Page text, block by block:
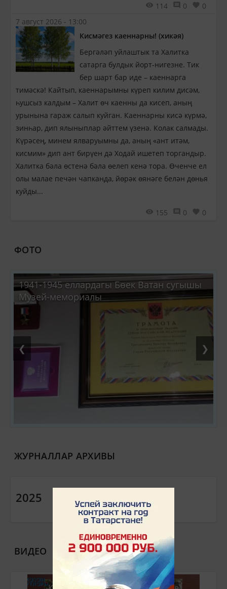
114 0
0
7 август 2026 - 13:00
Кисмәгез каеннарны! (хикәя)
Бергәләп уйлаштык та Халитка
сатарга булдык йорт-нигезне. Тик
бер шарт бар иде – каеннарга
тимәскә! Кайтып, каеннарымны күреп килим дисәм,
һушсыз калдым – Халит өч каенны да кисеп, аның
урынына гараж салып куйган. Каеннарны кисә күрмә,
зинһар, дип ялыныплар әйттем үзенә. Колак салмады.
Күрәсең, минем ялваруымны да, аның «ант итәм,
кисмим» дип ант бирүен дә Ходай ишетеп торгандыр.
Халитка бәла өстенә бәла өелеп кенә тора. Өченче ел
олы малае печән чапканда, йөрәк өянәге белән дөнья
куйды...
155 0 0
ФОТО
СОЛТАН ГАБӘШИ. МУЗЫКАГА ЮЛ
❮ ❯
ЖУРНАЛЛАР АРХИВЫ
2025
ВИДЕО